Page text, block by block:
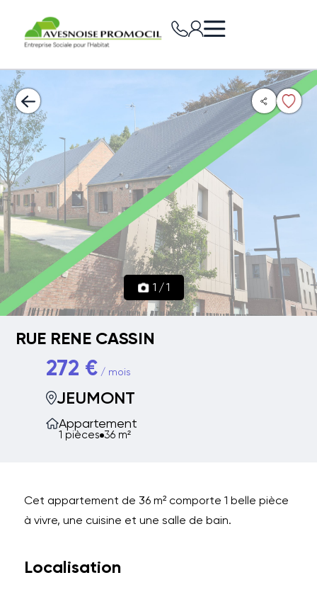
1 /1
RUE RENE CASSIN
272 €/ mois
JEUMONT
Appartement
1 pièces 36 m²
Cet appartement de 36 m² comporte 1 belle pièce
à vivre, une cuisine et une salle de bain.
Localisation